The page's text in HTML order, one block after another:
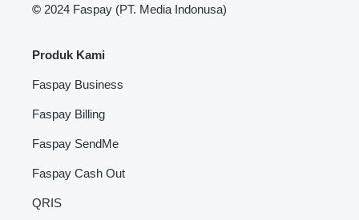
© 2024 Faspay (PT. Media Indonusa)
Produk Kami
Faspay Business
Faspay Billing
Faspay SendMe
Faspay Cash Out
QRIS